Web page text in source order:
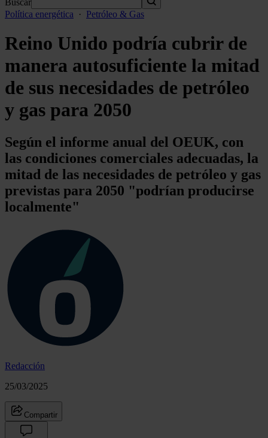
Buscar
Política energética
· Petróleo & Gas
Reino Unido podría cubrir de
manera autosuficiente la mitad
de sus necesidades de petróleo
y gas para 2050
Según el informe anual del OEUK, con
las condiciones comerciales adecuadas, la
mitad de las necesidades de petróleo y gas
previstas para 2050 "podrían producirse
localmente"
Redacción
25/03/2025
Compartir